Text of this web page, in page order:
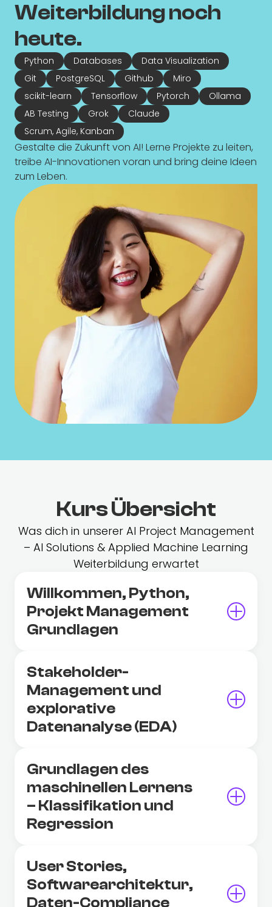
Weiterbildung noch
heute.
Python Databases
Data Visualization
Git
PostgreSQL Github
Miro
scikit-learn
Tensorflow Pytorch
Ollama
AB Testing
Grok
Claude
Scrum, Agile, Kanban
Gestalte die Zukunft von AI! Lerne Projekte zu leiten,
treibe AI-Innovationen voran und bring deine Ideen
zum Leben.
Kurs Übersicht
Was dich in unserer AI Project Management
– AI Solutions & Applied Machine Learning
Weiterbildung erwartet
Willkommen, Python,
Projekt Management
Grundlagen
Stakeholder-
Management und
explorative
Datenanalyse (EDA)
Grundlagen des
maschinellen Lernens
– Klassifikation und
Regression
User Stories,
Softwarearchitektur,
Daten-Compliance